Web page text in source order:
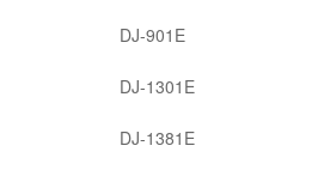
DJ-901E
DJ-1301E
DJ-1381E